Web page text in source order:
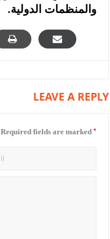
والمنظمات الدولية.
LEAVE A REPLY
Required fields are marked *